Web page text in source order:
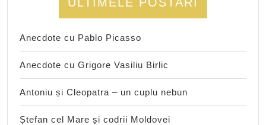
Anecdote cu Pablo Picasso
Anecdote cu Grigore Vasiliu Birlic
Antoniu și Cleopatra – un cuplu nebun
Ștefan cel Mare și codrii Moldovei